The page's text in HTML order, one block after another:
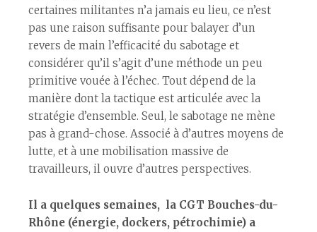
certain·es militant·es n’a jamais eu lieu, ce n’est
pas une raison suffisante pour balayer d’un
revers de main l’efficacité du sabotage et
considérer qu’il s’agit d’une méthode un peu
primitive vouée à l’échec. Tout dépend de la
manière dont la tactique est articulée avec la
stratégie d’ensemble. Seul, le sabotage ne mène
pas à grand-chose. Associé à d’autres moyens de
lutte, et à une mobilisation massive de
travailleurs, il ouvre d’autres perspectives.
Il a quelques semaines, la CGT Bouches-du-
Rhône (énergie, dockers, pétrochimie) a